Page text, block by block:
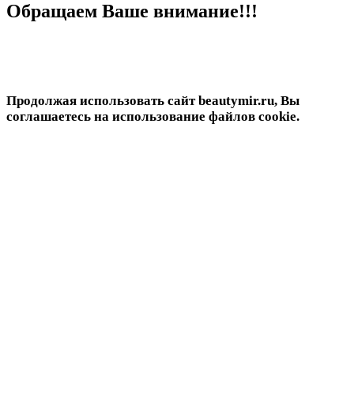
Обращаем Ваше внимание!!!
Продолжая использовать сайт beautymir.ru, Вы
соглашаетесь на использование файлов cookie.